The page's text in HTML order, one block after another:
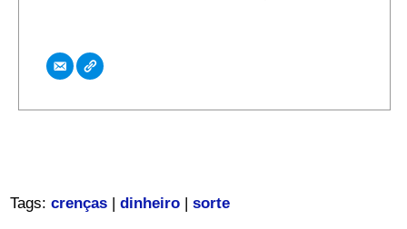
Tags: crenças| dinheiro| sorte